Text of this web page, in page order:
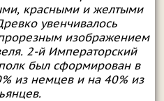
красными и желтыми
увенчивалось
изображением
2-й Императорский
был сформирован в
из немцев и на 40% из